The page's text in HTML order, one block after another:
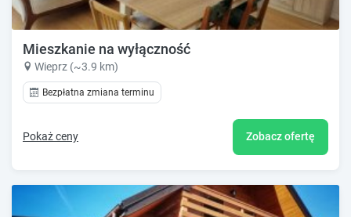
Mieszkanie na wyłączność
Wieprz (~3.9 km)
Bezpłatna zmiana terminu
Pokaż ceny Zobacz ofertę